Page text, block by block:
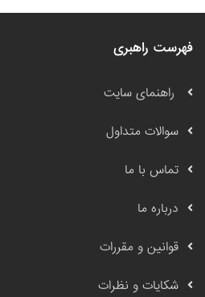
فهرست راهبری
راهنمای سایت
سوالات متداول
تماس با ما
درباره ما
قوانین و مقررات
شکایات و نظرات